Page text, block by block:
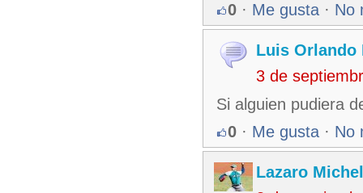
0 · Me gusta · No
Luis Orlando
3 de
Si alguien pudiera
0 · Me gusta · No
Lazaro